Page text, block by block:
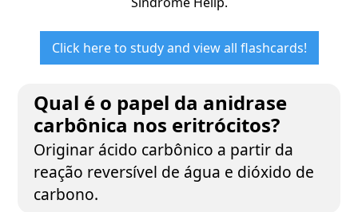
Click here to study and view all flashcards!
Qual é o papel da anidrase
carbônica nos eritrócitos?
Originar ácido carbônico a partir da
reação reversível de água e dióxido de
carbono.